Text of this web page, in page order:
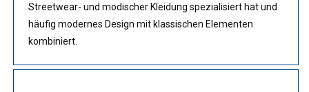
Streetwear- und modischer Kleidung spezialisiert hat und
häufig modernes Design mit klassischen Elementen
kombiniert.